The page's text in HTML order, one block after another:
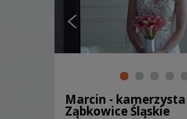
Marcin - kamerzysta
Ząbkowice Śląskie